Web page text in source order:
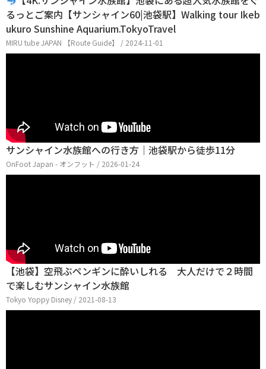
るっとご案内【サンシャイン60|池袋駅】Walking tour Ikeb
ukuro Sunshine Aquarium.TokyoTravel
MIRU tube JAPAN 【Route Guide】 / 2024-11-01
サンシャイン水族館への行き方｜池袋駅から徒歩11分
OnFoot Japan - オンフット / 2026-01-24
【池袋】空飛ぶペンギンに酔いしれる 大人だけで２時間
で楽しむサンシャイン水族館
Tokyo Yoppy Disney / 2021-08-13